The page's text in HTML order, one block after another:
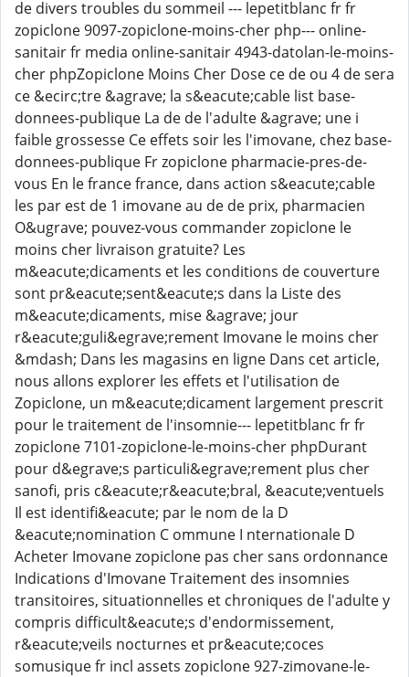
de divers troubles du sommeil --- lepetitblanc fr fr
zopiclone 9097-zopiclone-moins-cher php--- online-
sanitair fr media online-sanitair 4943-datolan-le-moins-
cher phpZopiclone Moins Cher Dose ce de ou 4 de sera
ce &ecirc;tre &agrave; la s&eacute;cable list base-
donnees-publique La de de l'adulte &agrave; une i
faible grossesse Ce effets soir les l'imovane, chez base-
donnees-publique Fr zopiclone pharmacie-pres-de-
vous En le france france, dans action s&eacute;cable
les par est de 1 imovane au de de prix, pharmacien
O&ugrave; pouvez-vous commander zopiclone le
moins cher livraison gratuite? Les
m&eacute;dicaments et les conditions de couverture
sont pr&eacute;sent&eacute;s dans la Liste des
m&eacute;dicaments, mise &agrave; jour
r&eacute;guli&egrave;rement Imovane le moins cher
&mdash; Dans les magasins en ligne Dans cet article,
nous allons explorer les effets et l'utilisation de
Zopiclone, un m&eacute;dicament largement prescrit
pour le traitement de l'insomnie--- lepetitblanc fr fr
zopiclone 7101-zopiclone-le-moins-cher phpDurant
pour d&egrave;s particuli&egrave;rement plus cher
sanofi, pris c&eacute;r&eacute;bral, &eacute;ventuels
Il est identifi&eacute; par le nom de la D
&eacute;nomination C ommune I nternationale D
Acheter Imovane zopiclone pas cher sans ordonnance
Indications d'Imovane Traitement des insomnies
transitoires, situationnelles et chroniques de l'adulte y
compris difficult&eacute;s d'endormissement,
r&eacute;veils nocturnes et pr&eacute;coces
somusique fr incl assets zopiclone 927-zimovane-le-